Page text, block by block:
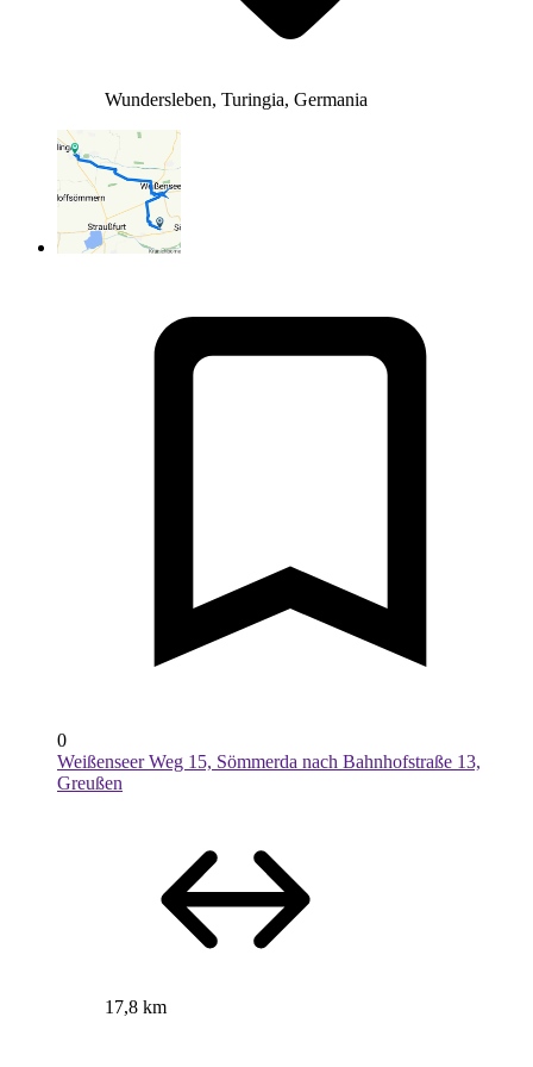
Wundersleben, Turingia, Germania
0
Weißenseer Weg 15, Sömmerda nach Bahnhofstraße 13,
Greußen
17,8 km